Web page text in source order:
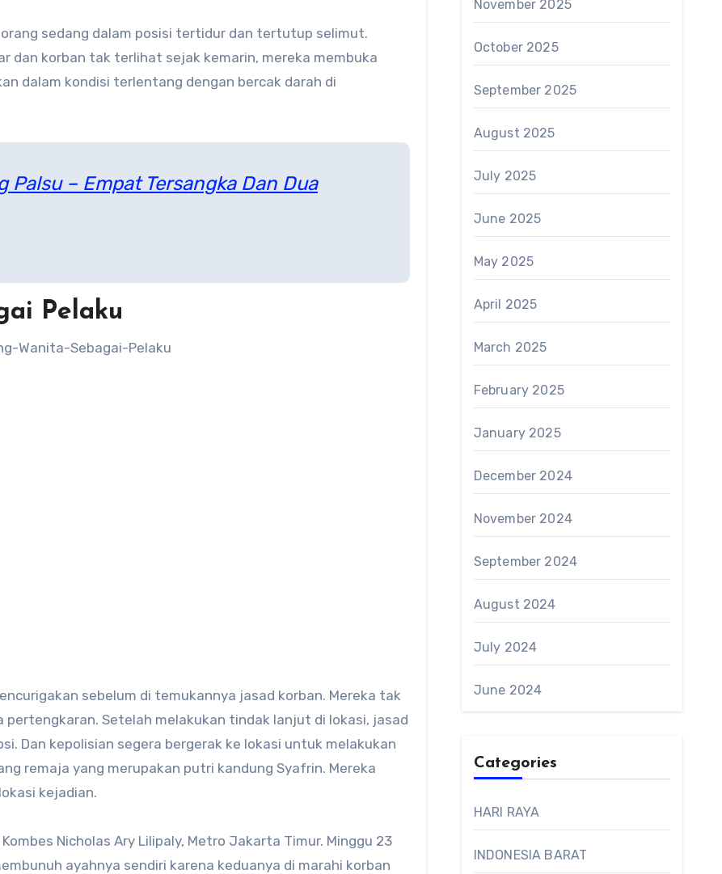
sedang dalam posisi tertidur dan tertutup selimut.
dan korban tak terlihat sejak kemarin, mereka membuka
dalam kondisi terlentang dengan bercak darah di
Palsu – Empat Tersangka Dan Dua
Pelaku
sebelum di temukannya jasad korban. Mereka tak
Setelah melakukan tindak lanjut di lokasi, jasad
Dan kepolisian segera bergerak ke lokasi untuk melakukan
remaja yang merupakan putri kandung Syafrin. Mereka
kejadian.
Nicholas Ary Lilipaly, Metro Jakarta Timur. Minggu 23
ayahnya sendiri karena keduanya di marahi korban
November 2025
October 2025
September 2025
August 2025
July 2025
June 2025
May 2025
April 2025
March 2025
February 2025
January 2025
December 2024
November 2024
September 2024
August 2024
July 2024
June 2024
Categories
HARI RAYA
INDONESIA BARAT